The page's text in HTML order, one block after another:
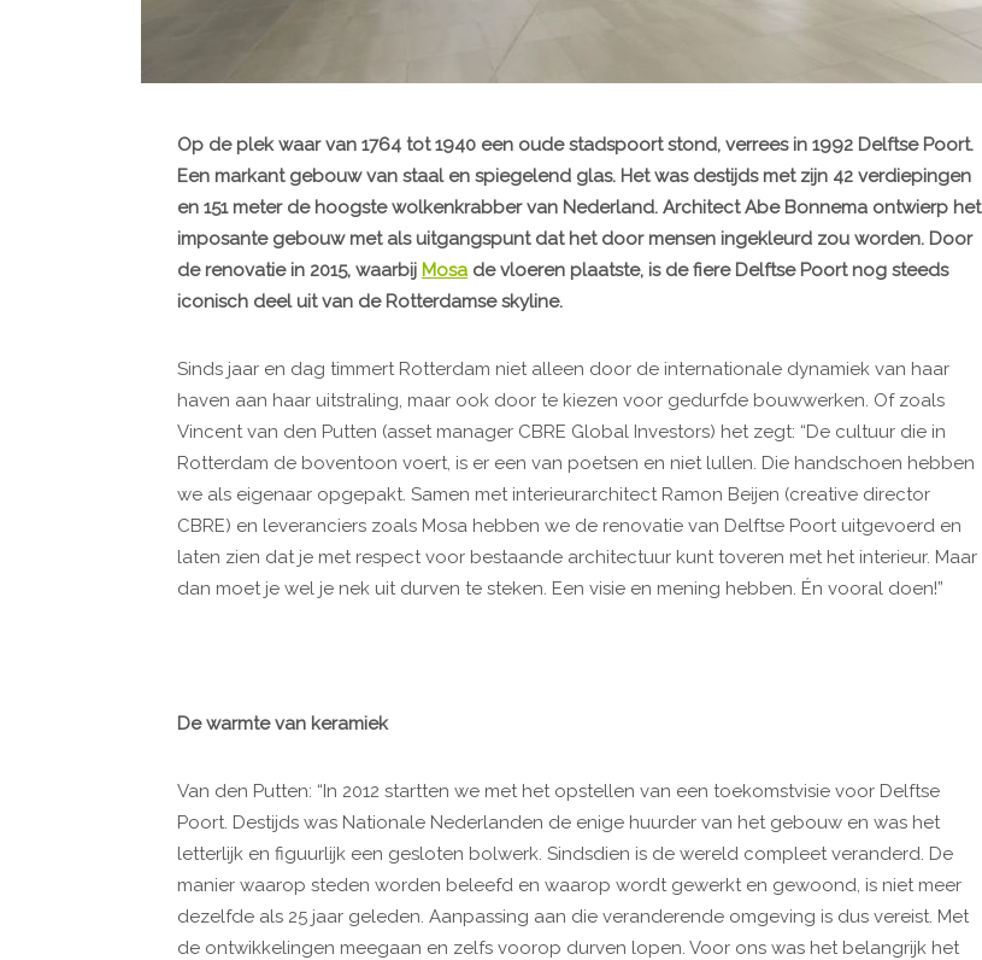
Op de plek waar van 1764 tot 1940 een oude stadspoort stond, verrees in 1992 Delftse Poort.
Een markant gebouw van staal en spiegelend glas. Het was destijds met zijn 42 verdiepingen
en 151 meter de hoogste wolkenkrabber van Nederland. Architect Abe Bonnema ontwierp het
imposante gebouw met als uitgangspunt dat het door mensen ingekleurd zou worden. Door
de renovatie in 2015, waarbij Mosa de vloeren plaatste, is de fiere Delftse Poort nog steeds
iconisch deel uit van de Rotterdamse skyline.
Sinds jaar en dag timmert Rotterdam niet alleen door de internationale dynamiek van haar
haven aan haar uitstraling, maar ook door te kiezen voor gedurfde bouwwerken. Of zoals
Vincent van den Putten (asset manager CBRE Global Investors) het zegt: “De cultuur die in
Rotterdam de boventoon voert, is er een van poetsen en niet lullen. Die handschoen hebben
we als eigenaar opgepakt. Samen met interieurarchitect Ramon Beijen (creative director
CBRE) en leveranciers zoals Mosa hebben we de renovatie van Delftse Poort uitgevoerd en
laten zien dat je met respect voor bestaande architectuur kunt toveren met het interieur. Maar
dan moet je wel je nek uit durven te steken. Een visie en mening hebben. Én vooral doen!”
De warmte van keramiek
Van den Putten: “In 2012 startten we met het opstellen van een toekomstvisie voor Delftse
Poort. Destijds was Nationale Nederlanden de enige huurder van het gebouw en was het
letterlijk en figuurlijk een gesloten bolwerk. Sindsdien is de wereld compleet veranderd. De
manier waarop steden worden beleefd en waarop wordt gewerkt en gewoond, is niet meer
dezelfde als 25 jaar geleden. Aanpassing aan die veranderende omgeving is dus vereist. Met
de ontwikkelingen meegaan en zelfs voorop durven lopen. Voor ons was het belangrijk het